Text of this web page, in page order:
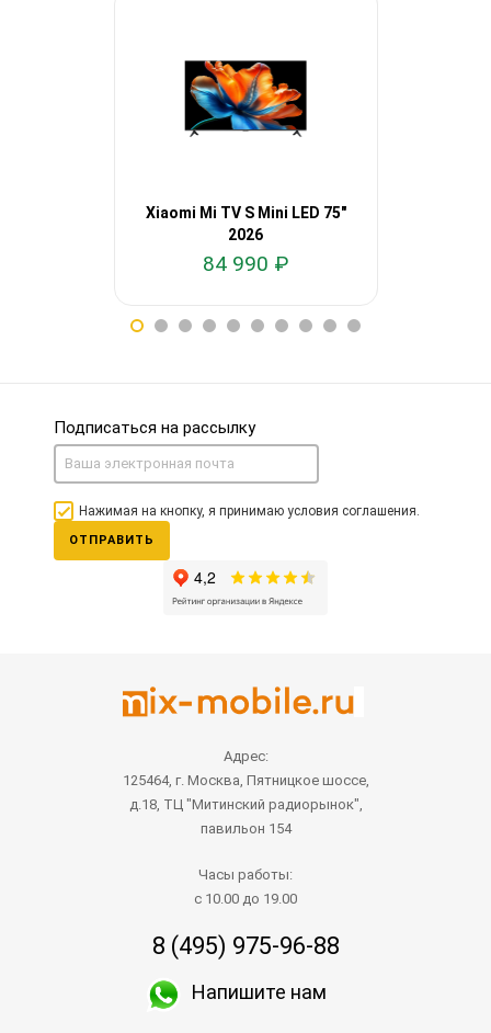
Xiaomi Mi TV S Mini LED 75"
2026
84 990 ₽
Подписаться на рассылку
Нажимая на кнопку, я принимаю условия соглашения.
ОТПРАВИТЬ
Адрес:
125464, г. Москва, Пятницкое шоссе,
д.18, ТЦ "Митинский радиорынок",
павильон 154
Часы работы:
с 10.00 до 19.00
8 (495) 975-96-88
Напишите нам